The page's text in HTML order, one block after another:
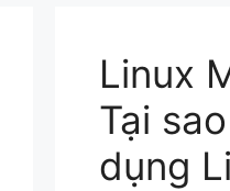
Linux
Tại
dụng